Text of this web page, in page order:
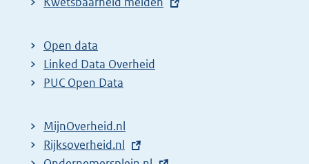
t
e
r
l
i
Open data
Linked Data Overheid
PUC Open Data
MijnOverheid.nl
E
Rijksoverheid.nl